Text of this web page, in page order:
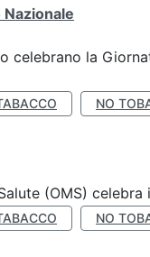
celebrano la
NO
(OMS) celebra
NO